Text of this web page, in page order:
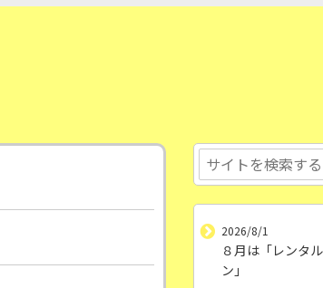
2026/8/1
８月は「レンタ
ン」